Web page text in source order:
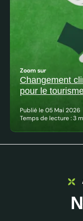
Changement
pour le
Zoom sur
Publié le 05 Mai 2026
Temps de lecture : 3